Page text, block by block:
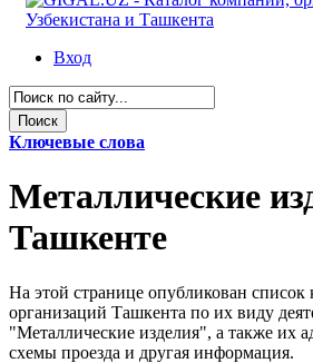
Вход
Ключевые слова
Металлические
Ташкенте
На этой странице опубликован
организаций Ташкента по их виду
"Металлические изделия", а также их
схемы проезда и другая информация.